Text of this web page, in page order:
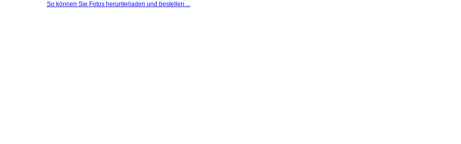
So können Sie Fotos herunterladen und bestellen ...